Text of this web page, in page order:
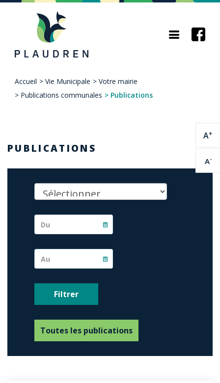
Aller
contenu
principal
A+
A-
Fil
Accueil > Vie Municipale > Votre mairie
> Publications communales > Publications
PUBLICATIONS
Toutes les publications